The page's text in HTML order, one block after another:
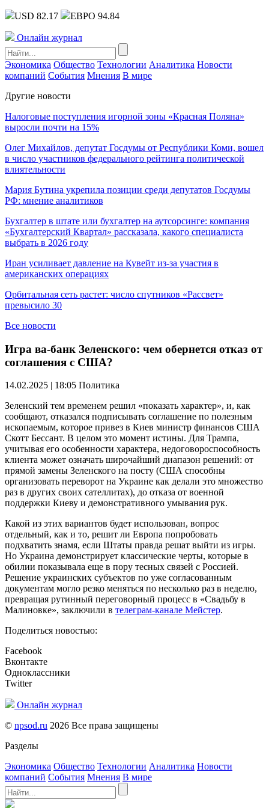
USD 82.17 ЕВРО 94.84
Онлайн журнал
Экономика Общество Технологии Аналитика Новости
компаний События Мнения В мире
Другие новости
Налоговые поступления игорной зоны «Красная Поляна»
выросли почти на 15%
Олег Михайлов, депутат Госдумы от Республики Коми, вошел
в число участников федерального рейтинга политической
влиятельности
Мария Бутина укрепила позиции среди депутатов Госдумы
РФ: мнение аналитиков
Бухгалтер в штате или бухгалтер на аутсорсинге: компания
«Бухгалтерский Квартал» рассказала, какого специалиста
выбрать в 2026 году
Иран усиливает давление на Кувейт из-за участия в
американских операциях
Орбитальная сеть растет: число спутников «Рассвет»
превысило 30
Все новости
Игра ва-банк Зеленского: чем обернется отказ от
соглашения с США?
14.02.2025 | 18:05 Политика
Зеленский тем временем решил «показать характер», и, как
сообщают, отказался подписывать соглашение по полезным
ископаемым, которое привез в Киев министр финансов США
Скотт Бессант. В целом это момент истины. Для Трампа,
учитывая его особенности характера, недоговороспособность
клиента может означать широчайший диапазон решений: от
прямой замены Зеленского на посту (США способны
организовать переворот на Украине как делали это множество
раз в других своих сателлитах), до отказа от военной
поддержки Киеву и демонстративного умывания рук.
Какой из этих вариантов будет использован, вопрос
отдельный, как и то, решит ли Европа попробовать
подхватить знамя, если Штаты правда решат выйти из игры.
Но Украина демонстрирует классические черты, которые в
обилии показывала еще в пору тесных связей с Россией.
Решение украинских субъектов по уже согласованным
документам могло резко меняться по несколько раз в неделю,
превращая рутинный переговорный процесс в «Свадьбу в
Малиновке», заключили в телеграм-канале Мейстер.
Поделиться новостью:
Facebook
Вконтакте
Одноклассники
Twitter
Онлайн журнал
© npsod.ru 2026 Все права защищены
Разделы
Экономика Общество Технологии Аналитика Новости
компаний События Мнения В мире